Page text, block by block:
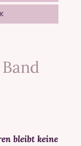
bleibt keine